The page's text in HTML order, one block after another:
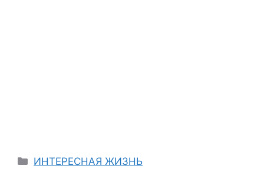
Categories
ИНТЕРЕСНАЯ ЖИЗНЬ